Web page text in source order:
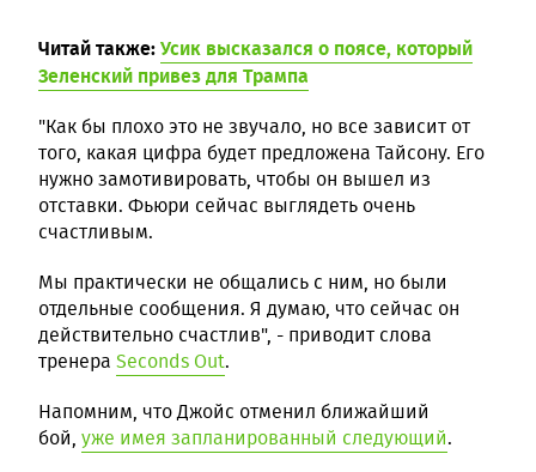
Читай также:Усик высказался о поясе, который
Зеленский привез для Трампа
"Как бы плохо это не звучало, но все зависит от
того, какая цифра будет предложена Тайсону. Его
нужно замотивировать, чтобы он вышел из
отставки. Фьюри сейчас выглядеть очень
счастливым.
Мы практически не общались с ним, но были
отдельные сообщения. Я думаю, что сейчас он
действительно счастлив", - приводит слова
тренера Seconds Out.
Напомним, что Джойс отменил ближайший
бой, уже имея запланированный следующий.